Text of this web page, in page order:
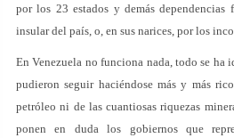
por los 23 estados y demás
insular del país, o, en sus narices, por los
En Venezuela no funciona nada, todo se ha
pudieron seguir haciéndose más y más
petróleo ni de las cuantiosas riquezas
ponen en duda los gobiernos que